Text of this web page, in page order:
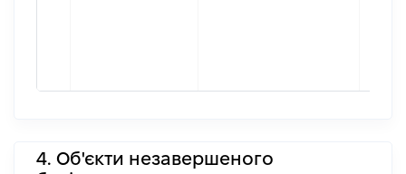
4. Об'єкти незавершеного